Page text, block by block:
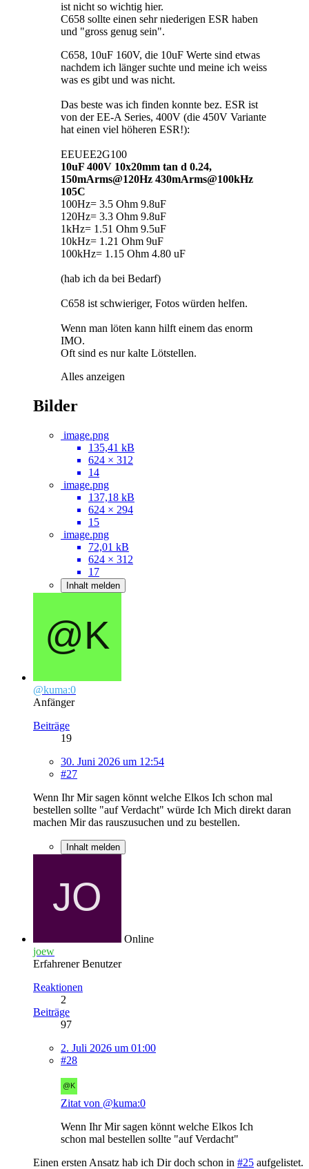
ist nicht so wichtig hier.
C658 sollte einen sehr niederigen ESR haben
und "gross genug sein".
C658, 10uF 160V, die 10uF Werte sind etwas
nachdem ich länger suchte und meine ich weiss
was es gibt und was nicht.
Das beste was ich finden konnte bez. ESR ist
von der EE-A Series, 400V (die 450V Variante
hat einen viel höheren ESR!):
EEUEE2G100
10uF 400V 10x20mm tan d 0.24,
150mArms@120Hz 430mArms@100kHz
105C
100Hz= 3.5 Ohm 9.8uF
120Hz= 3.3 Ohm 9.8uF
1kHz= 1.51 Ohm 9.5uF
10kHz= 1.21 Ohm 9uF
100kHz= 1.15 Ohm 4.80 uF
(hab ich da bei Bedarf)
C658 ist schwieriger, Fotos würden helfen.
Wenn man löten kann hilft einem das enorm
IMO.
Oft sind es nur kalte Lötstellen.
Alles anzeigen
Bilder
image.png
135,41 kB
624 × 312
14
image.png
137,18 kB
624 × 294
15
image.png
72,01 kB
624 × 312
17
Inhalt melden
@kuma:0
Anfänger
Beiträge
19
30. Juni 2026 um 12:54
#27
Wenn Ihr Mir sagen könnt welche Elkos Ich schon mal
bestellen sollte "auf Verdacht" würde Ich Mich direkt daran
machen Mir das rauszusuchen und zu bestellen.
Inhalt melden
Online
joew
Erfahrener Benutzer
Reaktionen
2
Beiträge
97
2. Juli 2026 um 01:00
#28
Zitat von @kuma:0
Wenn Ihr Mir sagen könnt welche Elkos Ich
schon mal bestellen sollte "auf Verdacht"
Einen ersten Ansatz hab ich Dir doch schon in #25 aufgelistet.